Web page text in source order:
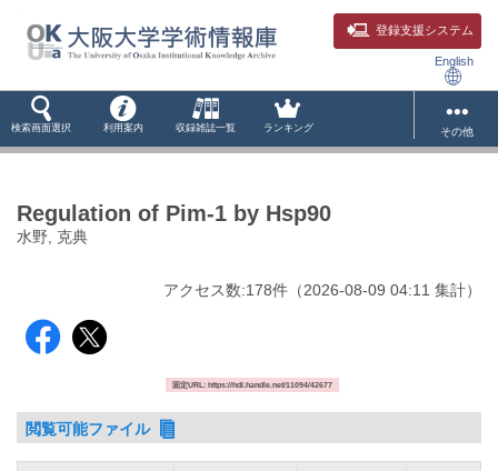
登録支援システム
English
検索画面選択 利用案内 収録雑誌一覧 ランキング その他
Regulation of Pim-1 by Hsp90
水野, 克典
アクセス数:178件 （2026-08-09 04:11 集計）
固定URL: https://hdl.handle.net/11094/42677
閲覧可能ファイル